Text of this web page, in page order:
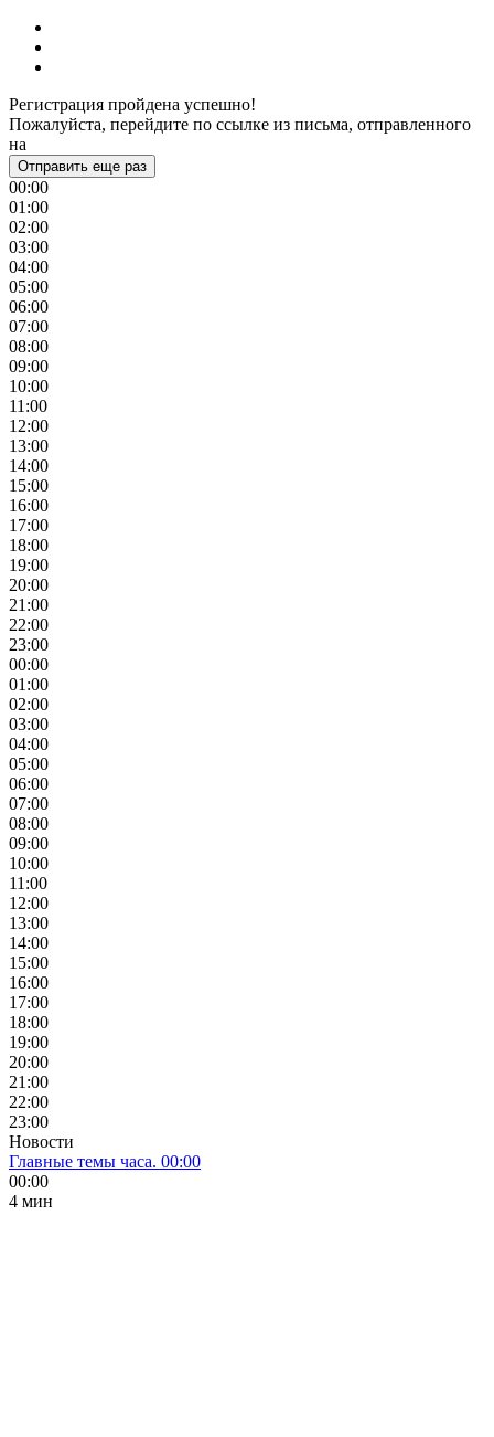
Регистрация пройдена успешно!
Пожалуйста, перейдите по ссылке из письма, отправленного
на
Отправить еще раз
00:00
01:00
02:00
03:00
04:00
05:00
06:00
07:00
08:00
09:00
10:00
11:00
12:00
13:00
14:00
15:00
16:00
17:00
18:00
19:00
20:00
21:00
22:00
23:00
00:00
01:00
02:00
03:00
04:00
05:00
06:00
07:00
08:00
09:00
10:00
11:00
12:00
13:00
14:00
15:00
16:00
17:00
18:00
19:00
20:00
21:00
22:00
23:00
Новости
Главные темы часа. 00:00
00:00
4 мин